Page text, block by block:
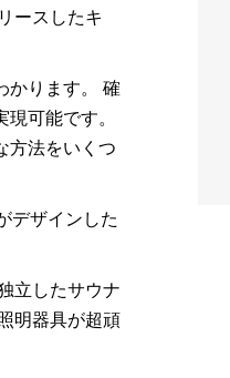
ースしたキ
かります。 確
可能です。
方法をいくつ
デザインした
立したサウナ
明器具が超頑